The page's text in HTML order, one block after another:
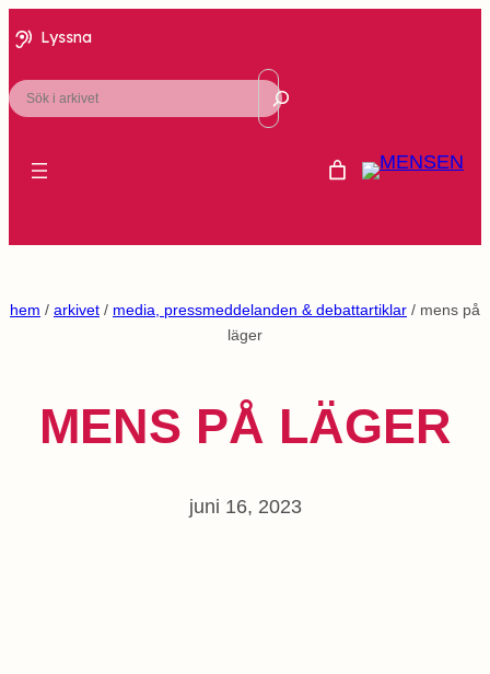
Lyssna
Sök
hem / arkivet / media, pressmeddelanden & debattartiklar / mens på
läger
MENS PÅ LÄGER
juni 16, 2023